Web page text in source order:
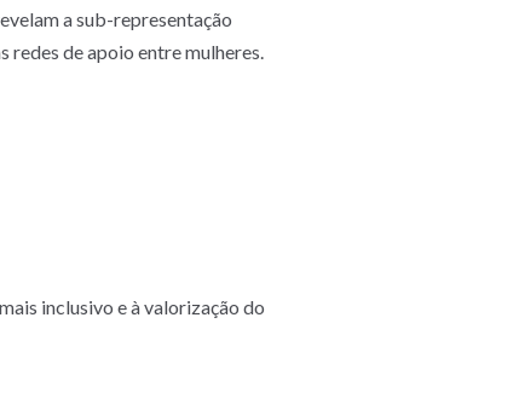
a sub-representação
redes de apoio entre mulheres.
inclusivo e à valorização do